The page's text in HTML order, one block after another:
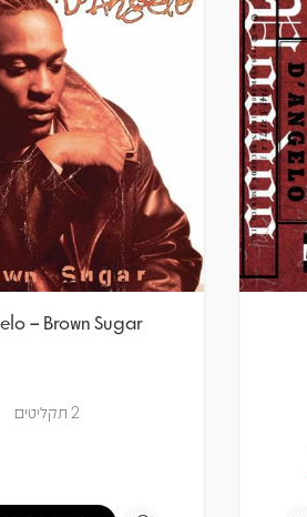
– Brown Sugar
2 תקליטים